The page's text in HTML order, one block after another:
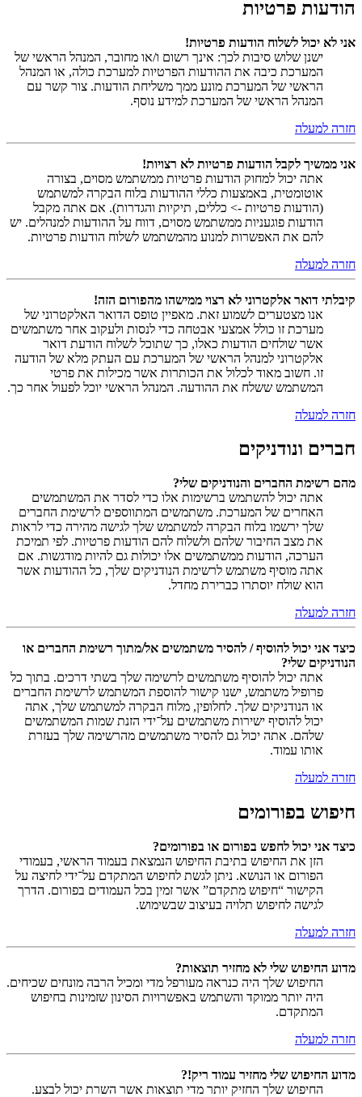
הודעות פרטיות
אני לא יכול לשלוח הודעות פרטיות!
ישנן שלוש סיבות לכך: אינך רשום ו/או מחובר, המנהל הראשי של
המערכת כיבה את ההודעות הפרטיות למערכת כולה, או המנהל
הראשי של המערכת מונע ממך משליחת הודעות. צור קשר עם
המנהל הראשי של המערכת למידע נוסף.
חזרה למעלה
אני ממשיך לקבל הודעות פרטיות לא רצויות!
אתה יכול למחוק הודעות פרטיות ממשתמש מסוים, בצורה
אוטומטית, באמצעות כללי ההודעות בלוח הבקרה למשתמש
(הודעות פרטיות -> כללים, תיקיות והגדרות). אם אתה מקבל
הודעות פוגעניות ממשתמש מסוים, דווח על ההודעות למנהלים. יש
להם את האפשרות למנוע מהמשתמש לשלוח הודעות פרטיות.
חזרה למעלה
קיבלתי דואר אלקטרוני לא רצוי ממישהו מהפורום הזה!
אנו מצטערים לשמוע זאת. מאפיין טופס הדואר האלקטרוני של
מערכת זו כולל אמצעי אבטחה כדי לנסות ולעקוב אחר משתמשים
אשר שולחים הודעות כאלו, כך שתוכל לשלוח הודעת דואר
אלקטרוני למנהל הראשי של המערכת עם העתק מלא של הודעה
זו. חשוב מאוד לכלול את הכותרות אשר מכילות את פרטי
המשתמש ששלח את ההודעה. המנהל הראשי יוכל לפעול אחר כך.
חזרה למעלה
חברים ונודניקים
מהם רשימת החברים והנודניקים שלי?
אתה יכול להשתמש ברשימות אלו כדי לסדר את המשתמשים
האחרים של המערכת. משתמשים המתווספים לרשימת החברים
שלך ירשמו בלוח הבקרה למשתמש שלך לגישה מהירה כדי לראות
את מצב החיבור שלהם ולשלוח להם הודעות פרטיות. לפי תמיכת
הערכה, הודעות ממשתמשים אלו יכולות גם להיות מודגשות. אם
אתה מוסיף משתמש לרשימת הנודניקים שלך, כל ההודעות אשר
הוא שולח יוסתרו כברירת מחדל.
חזרה למעלה
כיצד אני יכול להוסיף / להסיר משתמשים אל/מתוך רשימת החברים או
הנודניקים שלי?
אתה יכול להוסיף משתמשים לרשימה שלך בשתי דרכים. בתוך כל
פרופיל משתמש, ישנו קישור להוספת המשתמש לרשימת החברים
או הנודניקים שלך. לחלופין, מלוח הבקרה למשתמש שלך, אתה
יכול להוסיף ישירות משתמשים על־ידי הזנת שמות המשתמשים
שלהם. אתה יכול גם להסיר משתמשים מהרשימה שלך בעזרת
אותו עמוד.
חזרה למעלה
חיפוש בפורומים
כיצד אני יכול לחפש בפורום או בפורומים?
הזן את החיפוש בתיבת החיפוש הנמצאת בעמוד הראשי, בעמודי
הפורום או הנושא. ניתן לגשת לחיפוש המתקדם על־ידי לחיצה על
הקישור “חיפוש מתקדם” אשר זמין בכל העמודים בפורום. הדרך
לגישה לחיפוש תלויה בעיצוב שבשימוש.
חזרה למעלה
מדוע החיפוש שלי לא מחזיר תוצאות?
החיפוש שלך היה כנראה מעורפל מדי ומכיל הרבה מונחים שכיחים.
היה יותר ממוקד והשתמש באפשרויות הסינון שזמינות בחיפוש
המתקדם.
חזרה למעלה
מדוע החיפוש שלי מחזיר עמוד ריק!?
החיפוש שלך החזיק יותר מדי תוצאות אשר השרת יכול לבצע.